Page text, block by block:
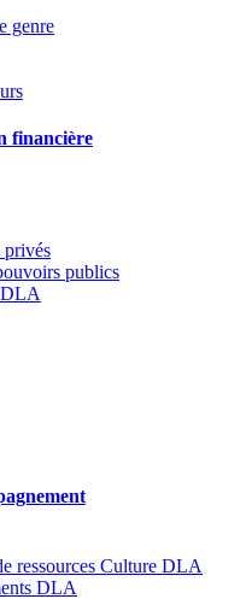
genre
financière
privés
publics
ressources Culture DLA
DLA